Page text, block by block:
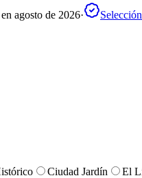
agosto de 2026·
Ciudad Jardín El